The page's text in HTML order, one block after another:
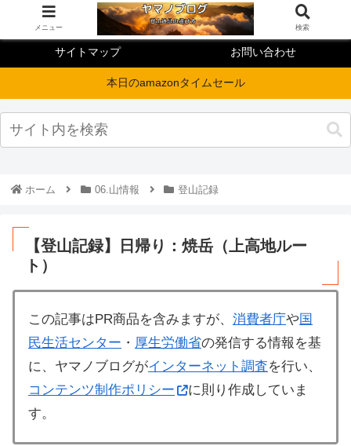
サイトマップ お問い合わせ
本日のamazonタイムセール
ホーム 06.山情報 登山記録
【登山記録】日帰り：焼岳（上高地ルー
ト）
この記事はPR商品を含みますが、 消費者庁や 国
民生活センター ・ 厚生労働省の発信する情報を基
に、ヤマノブログがインターネット調査を行い、
コンテンツ制作ポリシー
に則り作成していま
す。
メニュー 検索